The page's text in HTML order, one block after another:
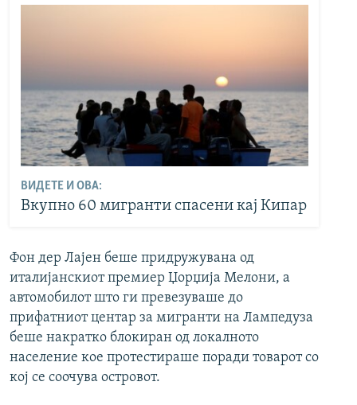
ВИДЕТЕ И ОВА:
Вкупно 60 мигранти спасени кај Кипар
Фон дер Лајен беше придружувана од
италијанскиот премиер Џорџија Мелони, а
автомобилот што ги превезуваше до
прифатниот центар за мигранти на Лампедуза
беше накратко блокиран од локалното
население кое протестираше поради товарот со
кој се соочува островот.